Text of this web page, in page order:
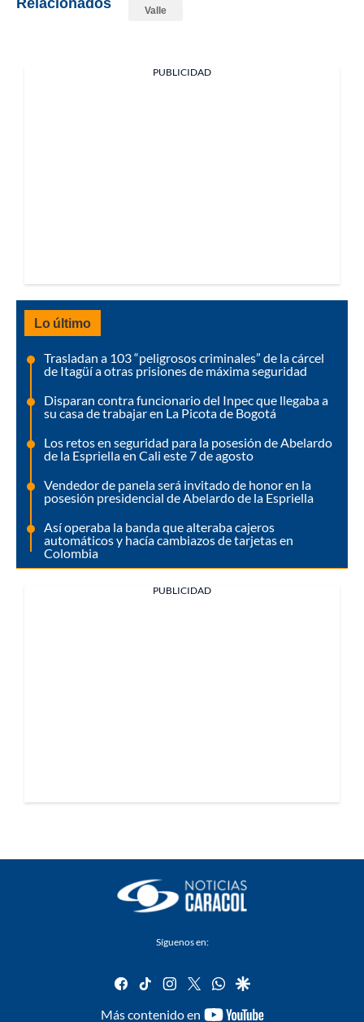
Valle
PUBLICIDAD
Lo último
Trasladan a 103 “peligrosos criminales” de la cárcel
de Itagüí a otras prisiones de máxima seguridad
Disparan contra funcionario del Inpec que llegaba a
su casa de trabajar en La Picota de Bogotá
Los retos en seguridad para la posesión de Abelardo
de la Espriella en Cali este 7 de agosto
Vendedor de panela será invitado de honor en la
posesión presidencial de Abelardo de la Espriella
Así operaba la banda que alteraba cajeros
automáticos y hacía cambiazos de tarjetas en
Colombia
PUBLICIDAD
Síguenos en:
facebook
tiktok instagram
twitterwhatsapp
google
Más contenido en
youtube-